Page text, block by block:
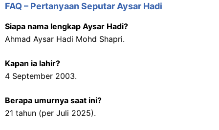
FAQ – Pertanyaan Seputar Aysar Hadi
Siapa nama lengkap Aysar Hadi?
Ahmad Aysar Hadi Mohd Shapri.
Kapan ia lahir?
4 September 2003.
Berapa umurnya saat ini?
21 tahun (per Juli 2025).